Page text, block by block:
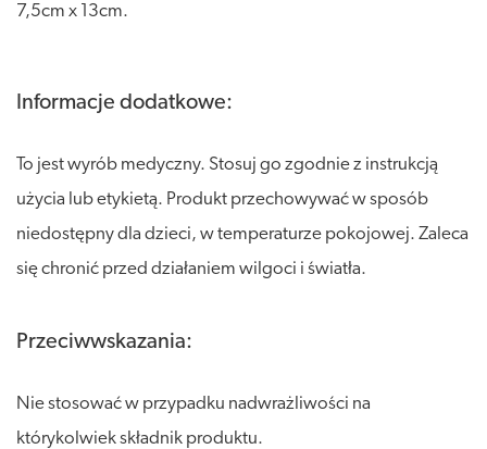
7,5cm x 13cm.
Informacje dodatkowe:
To jest wyrób medyczny. Stosuj go zgodnie z instrukcją
użycia lub etykietą. Produkt przechowywać w sposób
niedostępny dla dzieci, w temperaturze pokojowej. Zaleca
się chronić przed działaniem wilgoci i światła.
Przeciwwskazania:
Nie stosować w przypadku nadwrażliwości na
którykolwiek składnik produktu.